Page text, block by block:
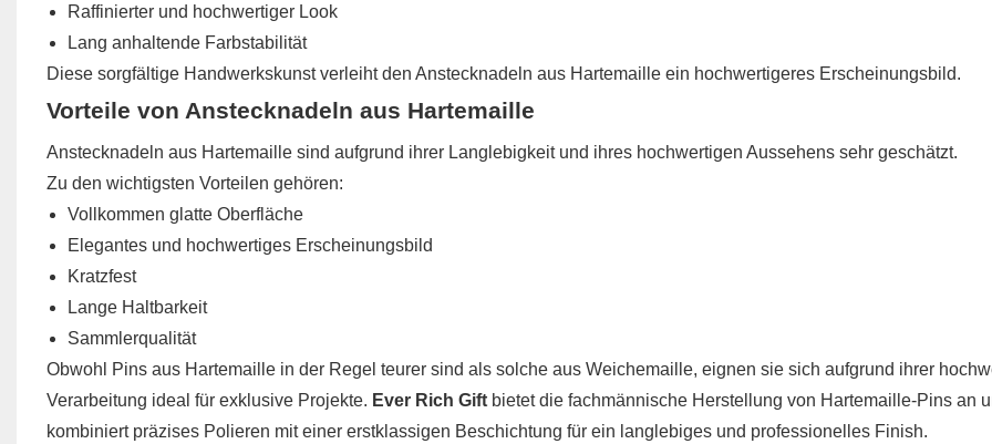
Raffinierter und hochwertiger Look
Lang anhaltende Farbstabilität
Diese sorgfältige Handwerkskunst verleiht den Anstecknadeln aus Hartemaille ein hochwertigeres Erscheinungsbild.
Vorteile von Anstecknadeln aus Hartemaille
Anstecknadeln aus Hartemaille sind aufgrund ihrer Langlebigkeit und ihres hochwertigen Aussehens sehr geschätzt.
Zu den wichtigsten Vorteilen gehören:
Vollkommen glatte Oberfläche
Elegantes und hochwertiges Erscheinungsbild
Kratzfest
Lange Haltbarkeit
Sammlerqualität
Obwohl Pins aus Hartemaille in der Regel teurer sind als solche aus Weichemaille, eignen sie sich aufgrund ihrer
Verarbeitung ideal für exklusive Projekte. Ever Rich Giftbietet die fachmännische Herstellung von Hartemaille-Pins an
kombiniert präzises Polieren mit einer erstklassigen Beschichtung für ein langlebiges und professionelles Finish.